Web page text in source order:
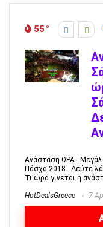
55
Ανάσταση ΩΡΑ -
Πάσχα 2018 - Δεύτε
Τι ώρα γίνεται η
HotDealsGreece 7